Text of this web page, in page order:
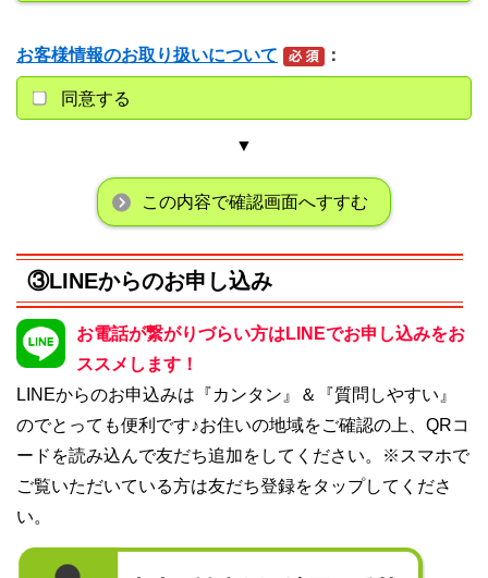
お客様情報のお取り扱いについて
同意する
▼
この内容で確認画面へすすむ
③LINEからのお申し込み
お電話が繋がりづらい方はLINEでお申し込みをお
ススメします！
LINEからのお申込みは『カンタン』＆『質問しやすい』
のでとっても便利です♪お住いの地域をご確認の上、QRコ
ードを読み込んで友だち追加をしてください。※スマホで
ご覧いただいている方は友だち登録をタップしてくださ
い。